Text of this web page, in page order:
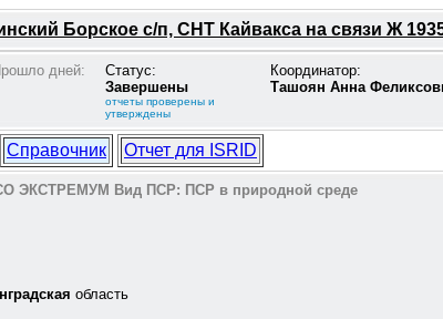
Борское с/п, СНТ Кайвакса на связи Ж
дней:
Статус:
Завершены
отчеты проверены и
утверждены
Координатор:
Ташоян Анна
Справочник Отчет для ISRID
ЭКСТРЕМУМ Вид ПСР: ПСР в природной среде
область